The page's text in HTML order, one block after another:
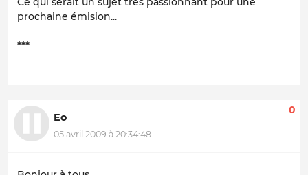
prochaine émision...
***
Eo
05 avril 2009 à 20:34:48
0